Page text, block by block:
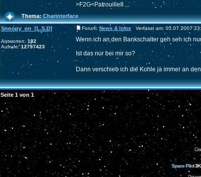
>F2G<Patrouille8 ...
Thema:Charinterface
Snoopy_on_[L.S.D]
Antworten: 182
Aufrufe:12797423
Forum: News & InfosVerfasst am: 05.07.2007
Wenn ich an den Bankschalter geh seh ich
Ist das nur bei mir so?
Dann verschieb ich die Kohle ja immer an
Seite1 von 1
Space Pilot3K